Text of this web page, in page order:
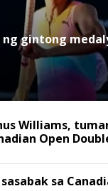
ng gintong
Williams,
Open
sa